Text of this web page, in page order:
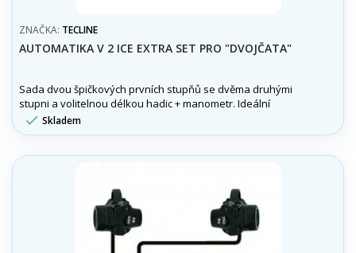
ZNAČKA: TECLINE
AUTOMATIKA V 2 ICE EXTRA SET PRO "DVOJČATA"
Sada dvou špičkových prvních stupňů se dvěma druhými
stupni a volitelnou délkou hadic + manometr. Ideální
konfigurace na dvojče.
 Skladem